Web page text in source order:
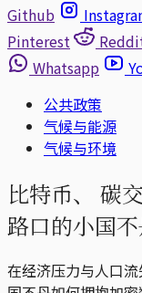
Github
Pinterest
Whatsapp
公共政策
气候与能源
气候与环境
比特币、 碳
路口的小国
在经济压力与人口